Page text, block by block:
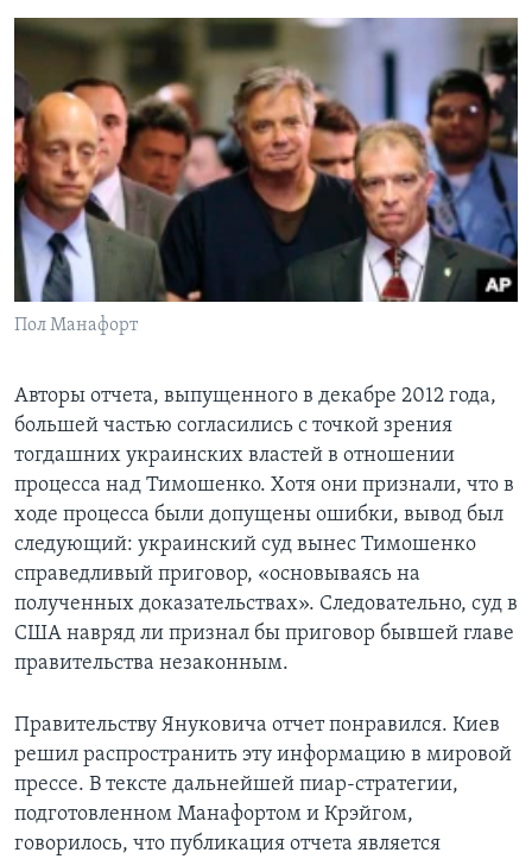
Пол Манафорт
Авторы отчета, выпущенного в декабре 2012 года,
большей частью согласились с точкой зрения
тогдашних украинских властей в отношении
процесса над Тимошенко. Хотя они признали, что в
ходе процесса были допущены ошибки, вывод был
следующий: украинский суд вынес Тимошенко
справедливый приговор, «основываясь на
полученных доказательствах». Следовательно, суд в
США навряд ли признал бы приговор бывшей главе
правительства незаконным.
Правительству Януковича отчет понравился. Киев
решил распространить эту информацию в мировой
прессе. В тексте дальнейшей пиар-стратегии,
подготовленном Манафортом и Крэйгом,
говорилось, что публикация отчета является